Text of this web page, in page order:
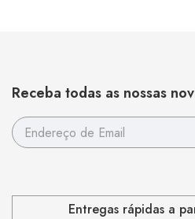
Receba todas as nossas
Entregas rápidas a